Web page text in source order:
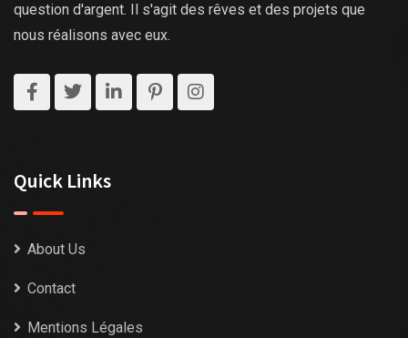
question d'argent. Il s'agit des rêves et des projets que
nous réalisons avec eux.
Quick Links
About Us
Contact
Mentions Légales